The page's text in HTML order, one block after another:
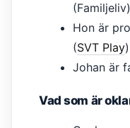
Hon är
(SVT Play
Johan är
Vad som är